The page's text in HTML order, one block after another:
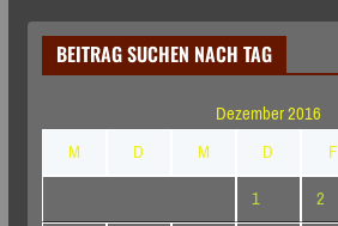
BEITRAG SUCHEN NACH TAG
Dezember 2016
M
D M D F
1
2